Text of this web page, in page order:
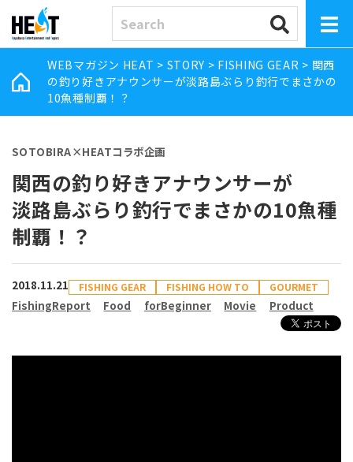
WEBマガジン HEAT > STORY > FISHING GEAR > 関西
の釣り好きアナウンサーが淡路島ぶらり釣行でまさかの
10魚種制覇！？
SOTOBIRA×HEATコラボ企画
関西の釣り好きアナウンサーが
淡路島ぶらり釣行でまさかの10魚種
制覇！？
2018.11.21 FISHING GEAR FISHING HOW TO GOURMET
FishingReport Food forBeginner Movie Product